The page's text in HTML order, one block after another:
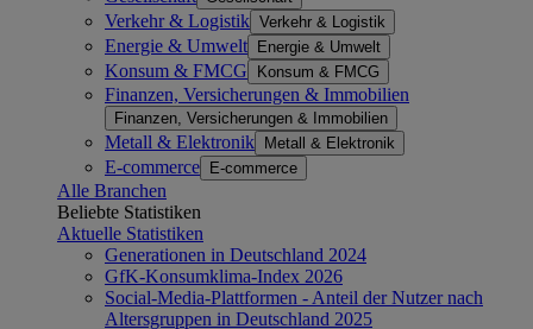
Verkehr & Logistik Verkehr & Logistik
Energie & Umwelt Energie & Umwelt
Konsum & FMCG Konsum & FMCG
Finanzen, Versicherungen & Immobilien
Finanzen, Versicherungen & Immobilien
Metall & Elektronik Metall & Elektronik
E-commerce E-commerce
Alle Branchen
Beliebte Statistiken
Aktuelle Statistiken
Generationen in Deutschland 2024
GfK-Konsumklima-Index 2026
Social-Media-Plattformen - Anteil der Nutzer nach
Altersgruppen in Deutschland 2025